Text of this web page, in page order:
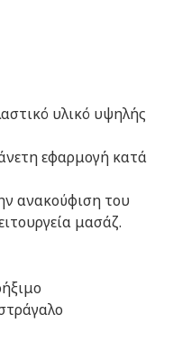
υλικό υψηλής
εφαρμογή κατά
ανακούφιση του
μασάζ.